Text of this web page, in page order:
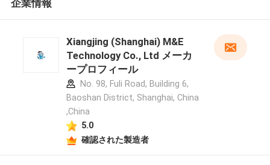
企業情報
Xiangjing (Shanghai) M&E
Technology Co., Ltd メーカ
ープロフィール
No. 98, Fuli Road, Building 6,
Baoshan District, Shanghai, China
,China
5.0
確認された製造者